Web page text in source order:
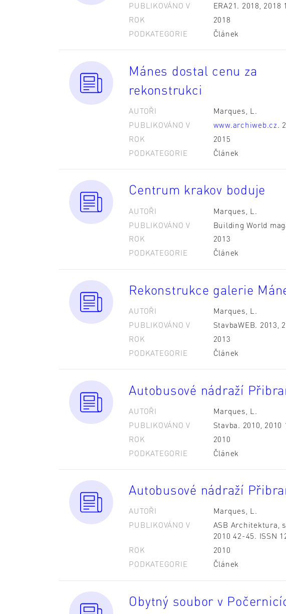
PUBLIKOVÁNO V
ERA21. 2018, 2018
ROK
2018
PODKATEGORIE
Článek
Mánes dostal cenu za
rekonstrukci
AUTOŘI
Marques, L.
PUBLIKOVÁNO V
www.archiweb.cz.
ROK
2015
PODKATEGORIE
Článek
Centrum krakov boduje
AUTOŘI
Marques, L.
PUBLIKOVÁNO V
Building World
ROK
2013
PODKATEGORIE
Článek
Rekonstrukce galerie
AUTOŘI
Marques, L.
PUBLIKOVÁNO V
StavbaWEB. 2013,
ROK
2013
PODKATEGORIE
Článek
Autobusové nádraží
AUTOŘI
Marques, L.
PUBLIKOVÁNO V
Stavba. 2010,
ROK
2010
PODKATEGORIE
Článek
Autobusové nádraží
AUTOŘI
Marques, L.
PUBLIKOVÁNO V
ASB Architektura,
2010 42-45. ISSN
ROK
2010
PODKATEGORIE
Článek
Obytný soubor v